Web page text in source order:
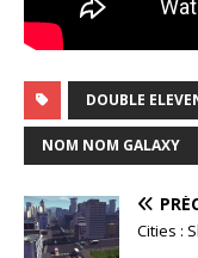
DOUBLE
NOM NOM GALAXY
Cities :